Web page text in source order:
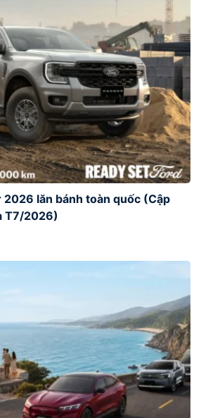
2026 lăn bánh toàn quốc (Cập
T7/2026)